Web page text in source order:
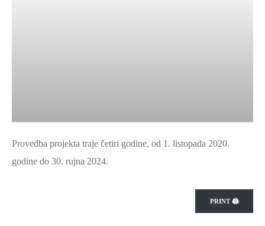
Provedba projekta traje četiri godine, od 1. listopada 2020.
godine do 30. rujna 2024.
PRINT 🖨